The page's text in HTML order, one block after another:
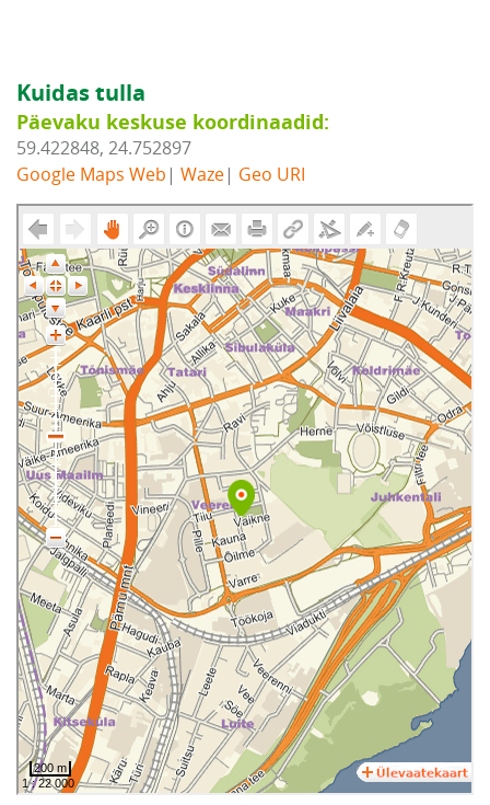
Kuidas tulla
Päevaku keskuse koordinaadid:
59.422848, 24.752897
Google Maps Web | Waze| Geo URI